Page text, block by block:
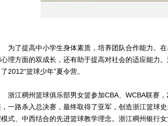
了提高中小学生身体素质，培养团队合作能力。在
理方面的双成长，还有助于提高对社会的适应能力
2012“篮球少年”夏令营。
江稠州篮球俱乐部男女篮参加CBA、WCBA联赛，
一路杀入总决赛，最终取得了亚军，创造浙江篮球
式、中西结合的先进篮球教学理念。浙江稠州银行